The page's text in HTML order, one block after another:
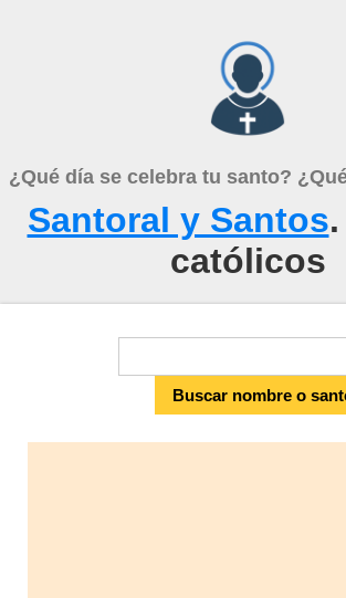
¿Qué día se celebra tu santo?
Santoral y Santos
católicos